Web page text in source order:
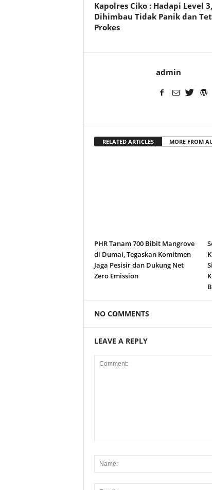
Kapolres Ciko : Hadapi Level
Dihimbau Tidak Panik dan
Prokes
admin
RELATED ARTICLES MORE FROM
PHR Tanam 700 Bibit Mangrove
di Dumai, Tegaskan Komitmen
Jaga Pesisir dan Dukung Net
Zero Emission
NO COMMENTS
LEAVE A REPLY